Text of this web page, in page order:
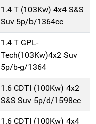
1.4 T (103Kw) 4x4 S&S
Suv 5p/b/1364cc
1.4 T GPL-
Tech(103Kw)4x2 Suv
5p/b-g/1364
1.6 CDTI (100Kw) 4x2
S&S Suv 5p/d/1598cc
1.6 CDTI (100Kw) 4x4